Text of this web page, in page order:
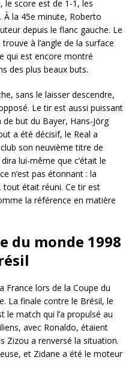
le score est de 1-1, les
À la 45e minute, Roberto
depuis le flanc gauche. Le
à l’angle de la surface
qui est encore montré
des plus beaux buts.
sans le laisser descendre,
Le tir est aussi puissant
de but du Bayer, Hans-Jörg
a été décisif, le Real a
son neuvième titre de
lui-même que c’était le
n’est pas étonnant : la
tout était réuni. Ce tir est
la référence en matière
du monde 1998
France lors de la Coupe du
La finale contre le Brésil, le
le match qui l’a propulsé au
avec Ronaldo, étaient
Zizou a renversé la situation.
et Zidane a été le moteur